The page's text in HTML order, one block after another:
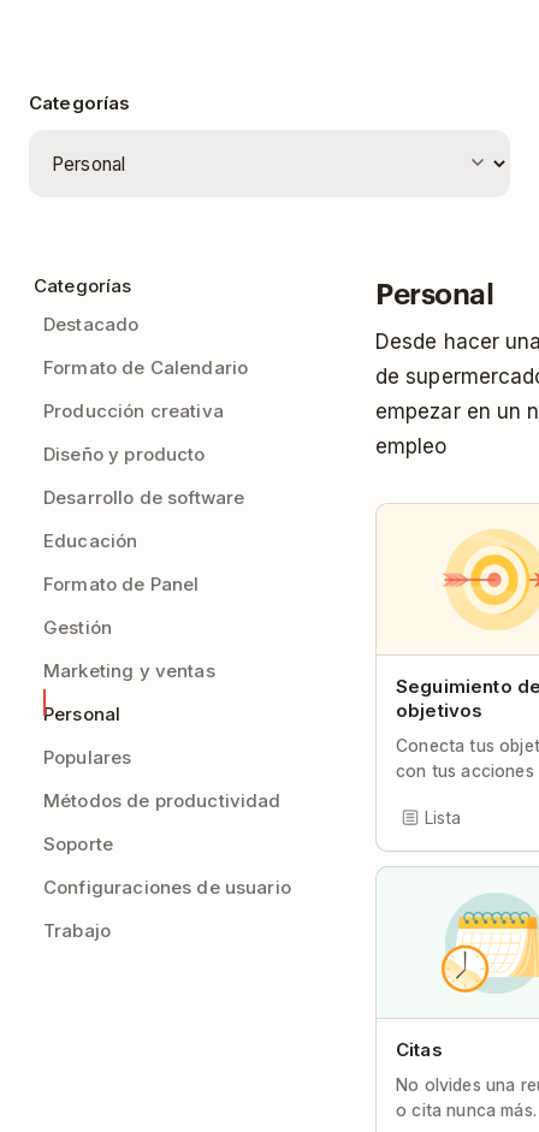
Categorías
Categorías
Destacado
Formato de Calendario
Producción creativa
Diseño y producto
Desarrollo de software
Educación
Formato de Panel
Gestión
Marketing y ventas
Personal
Populares
Métodos de productividad
Soporte
Configuraciones de usuario
Trabajo
Personal
Desde hacer
de
empezar en un
empleo
Seguimiento
objetivos
Conecta tus
con tus acciones
Lista
Citas
No olvides una
o cita nunca más.